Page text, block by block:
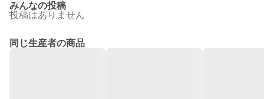
みんなの投稿
投稿はありません
同じ生産者の商品